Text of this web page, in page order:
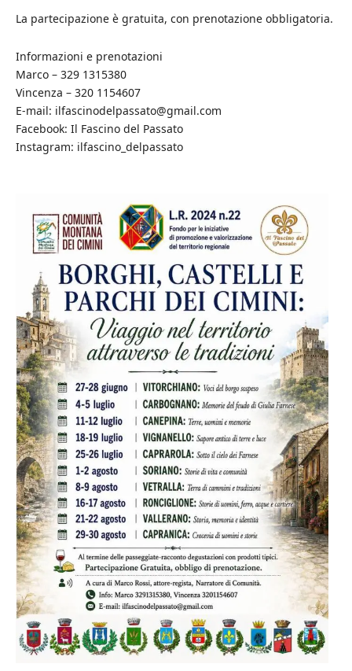
La partecipazione è gratuita, con prenotazione obbligatoria.
Informazioni e prenotazioni
Marco – 329 1315380
Vincenza – 320 1154607
E-mail: ilfascinodelpassato@gmail.com
Facebook: Il Fascino del Passato
Instagram: ilfascino_delpassato